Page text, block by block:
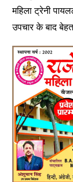
महिला ट्रेनी
उपचार के बाद